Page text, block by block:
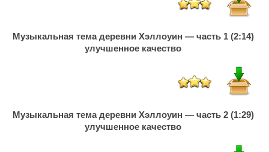
Музыкальная тема деревни Хэллоуин — часть 1 (2:14)
улучшенное качество
Музыкальная тема деревни Хэллоуин — часть 2 (1:29)
улучшенное качество